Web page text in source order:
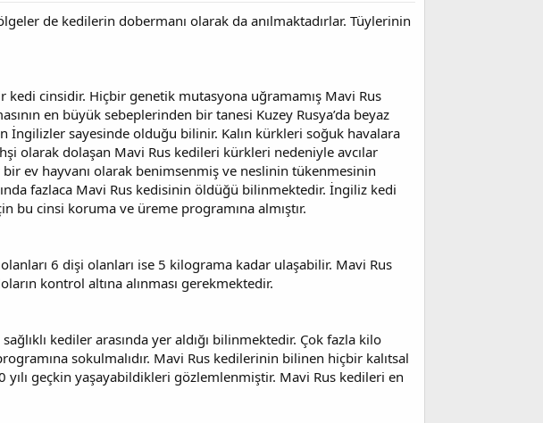
de kedilerin dobermanı olarak da anılmaktadırlar. Tüylerinin
kedi cinsidir. Hiçbir genetik mutasyona uğramamış Mavi Rus
en büyük sebeplerinden bir tanesi Kuzey Rusya’da beyaz
sayesinde olduğu bilinir. Kalın kürkleri soğuk havalara
olarak dolaşan Mavi Rus kedileri kürkleri nedeniyle avcılar
ev hayvanı olarak benimsenmiş ve neslinin tükenmesinin
fazlaca Mavi Rus kedisinin öldüğü bilinmektedir. İngiliz kedi
cinsi koruma ve üreme programına almıştır.
6 dişi olanları ise 5 kilograma kadar ulaşabilir. Mavi Rus
kontrol altına alınması gerekmektedir.
kediler arasında yer aldığı bilinmektedir. Çok fazla kilo
sokulmalıdır. Mavi Rus kedilerinin bilinen hiçbir kalıtsal
yılı geçkin yaşayabildikleri gözlemlenmiştir. Mavi Rus kedileri en